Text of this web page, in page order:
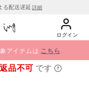
る配送遅延 詳細
ログイン
アイテムは こちら
品不可 です